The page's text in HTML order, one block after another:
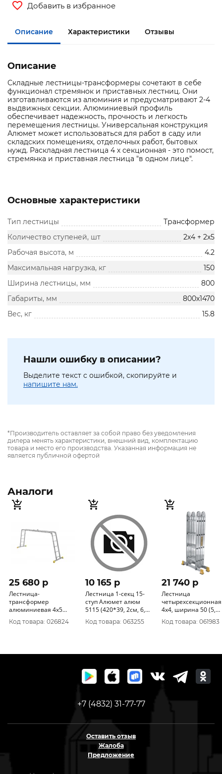
Добавить в избранное
Описание Характеристики Отзывы
Описание
Складные лестницы-трансформеры сочетают в себе
функционал стремянок и приставных лестниц. Они
изготавливаются из алюминия и предусматривают 2-4
выдвижных секции. Алюминиевый профиль
обеспечивает надежность, прочность и легкость
перемещения лестницы. Универсальная конструкция
Алюмет может использоваться для работ в саду или
складских помещениях, отделочных работ, бытовых
нужд. Раскладная лестница 4 х секционная - это помост,
стремянка и приставная лестница "в одном лице".
Основные характеристики
Тип лестницы
Трансформер
Количество ступеней, шт
2х4 + 2х5
Рабочая высота, м
4.2
Максимальная нагрузка, кг
150
Ширина лестницы, мм
800
Габариты, мм
800х1470
Вес, кг
15.8
Нашли ошибку в описании?
Выделите текст с ошибкой, скопируйте и
напишите нам.
*Производитель оставляет за собой право без уведомления
дилера менять характеристики, внешний вид, комплектацию
товара и место его производства. Указанная информация не
является публичной офертой
Аналоги
25 680 p
Лестница-
трансформер
алюминиевая 4х5
Т455 5445 Алюмет
(5.78*16.8кг) 5445
Код товара: 026824
10 165 p
Лестница 1-секц 15-
ступ Алюмет алюм
5115 (420*39, 2см, 6,
6кг)
Код товара: 063255
21 740 p
Лестница
четырехсекционная
4х4, ширина 50 (5,
77*15, 9) (TW444)
Код товара: 061983
+7 (4832) 31-77-77
Оставить отзыв
Жалоба
Предложение